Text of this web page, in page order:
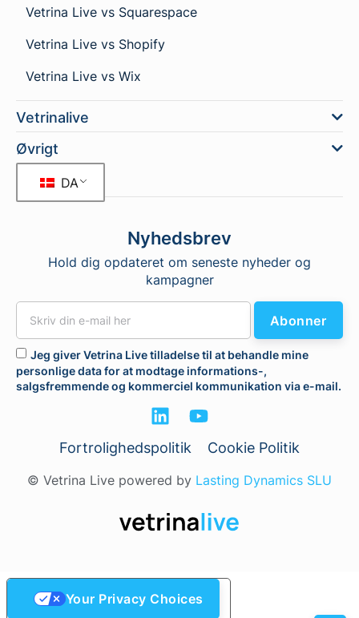
Vetrina Live vs Squarespace
Vetrina Live vs Shopify
Vetrina Live vs Wix
Vetrinalive
Øvrigt
DA
Nyhedsbrev
Hold dig opdateret om seneste nyheder og
kampagner
Jeg giver Vetrina Live tilladelse til at behandle mine
personlige data for at modtage informations-,
salgsfremmende og kommerciel kommunikation via e-mail.
Abonner
Fortrolighedspolitik Cookie Politik
© Vetrina Live powered by Lasting Dynamics SLU
Your Privacy Choices